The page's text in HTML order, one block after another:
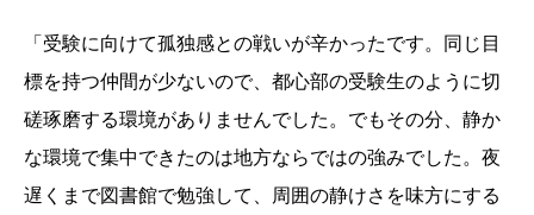
「受験に向けて孤独感との戦いが辛かったです。同じ目
標を持つ仲間が少ないので、都心部の受験生のように切
磋琢磨する環境がありませんでした。でもその分、静か
な環境で集中できたのは地方ならではの強みでした。夜
遅くまで図書館で勉強して、周囲の静けさを味方にする